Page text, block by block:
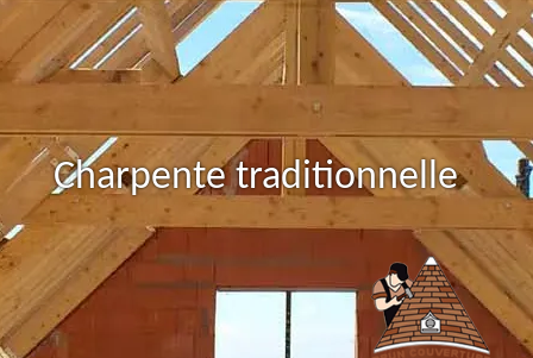
Charpente traditionnelle